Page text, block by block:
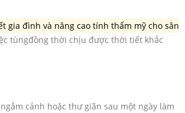
gia đình và nâng cao tính thẩm mỹ cho sân
tùngđồng thời chịu được thời tiết khắc
cảnh hoặc thư giãn sau một ngày làm